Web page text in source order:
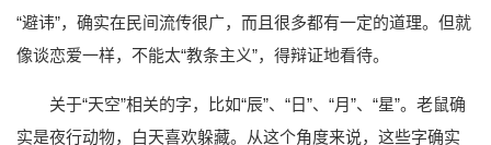
“避讳”，确实在民间流传很广，而且很多都有一定的道理。但就
像谈恋爱一样，不能太“教条主义”，得辩证地看待。
关于“天空”相关的字，比如“辰”、“日”、“月”、“星”。老鼠确
实是夜行动物，白天喜欢躲藏。从这个角度来说，这些字确实